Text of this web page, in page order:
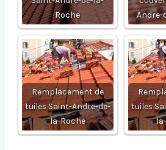
Roche
Andre-
Remplacement de
tuiles Saint-Andre-de-
la-Roche
tuiles